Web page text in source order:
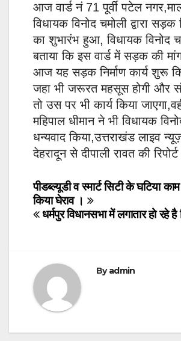
आज वार्ड नं 71 पूर्वी पटेल
विधायक विनोद चमोली द्वारा सड़क
का शुभारंभ हुआ, विधायक विनोद
बताया कि इस वार्ड में सड़क की
आज यह सड़क निर्माण कार्य शुरू
जहा भी जरूरत महसूस होगी और
तो उस पर भी कार्य किया
महिपाल धीमान ने भी विधायक
धन्यवाद किया,उत्तराखंड लाइव
देहरादून से दीपाली रावत की
Post
navigation
पीडब्ल्यूडी व स्मार्ट सिटी के घटिया
किया घेराव ।
धर्मपुर विधानसभा में लगातार हो रहे है
Byadmin